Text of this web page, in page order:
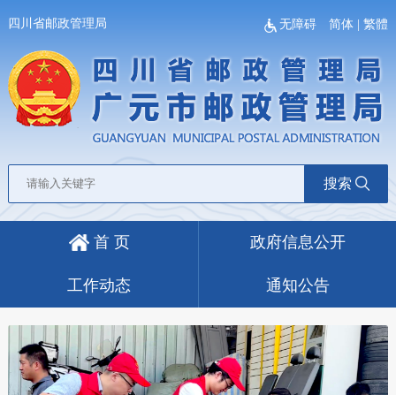
四川省邮政管理局 无障碍 简体 |繁體
搜索
首 页 政府信息公开
工作动态 通知公告